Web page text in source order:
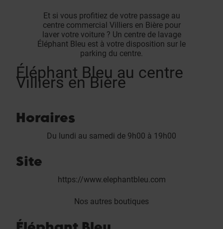
Et si vous profitiez de votre passage au
centre commercial Villiers en Bière pour
laver votre voiture ? Un centre de lavage
Éléphant Bleu est à votre disposition sur le
parking du centre.
Éléphant Bleu au centre
Villiers en Bière
Horaires
Du lundi au samedi de 9h00 à 19h00
Site
https://www.elephantbleu.com
Nos autres boutiques